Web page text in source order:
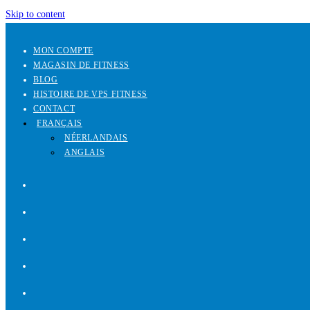
Skip to content
MON COMPTE
MAGASIN DE FITNESS
BLOG
HISTOIRE DE VPS FITNESS
CONTACT
FRANÇAIS
NÉERLANDAIS
ANGLAIS